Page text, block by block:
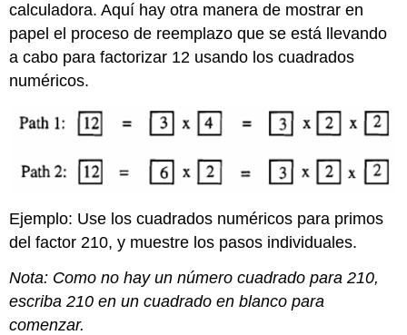
calculadora. Aquí hay otra manera de mostrar en
papel el proceso de reemplazo que se está llevando
a cabo para factorizar 12 usando los cuadrados
numéricos.
Ejemplo: Use los cuadrados numéricos para primos
del factor 210, y muestre los pasos individuales.
Nota: Como no hay un número cuadrado para 210,
escriba 210 en un cuadrado en blanco para
comenzar.